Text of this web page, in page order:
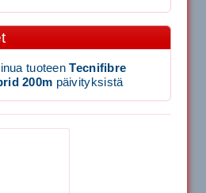
1,650.00€
S-7000 &...
(Jalustamalli)
hiekkanurmiharjaan
tuoteenTecnifibre
200m päivityksistä